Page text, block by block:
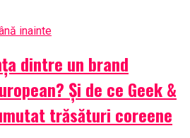
inainte
dintre un brand
Și de ce Geek &
trăsături coreene